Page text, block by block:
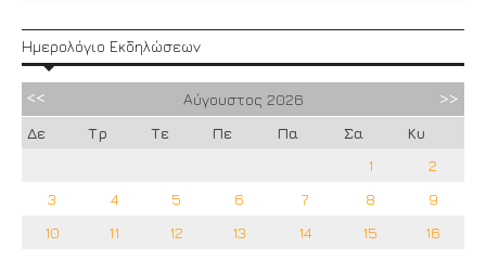
Ημερολόγιο Εκδηλώσεων
Αύγουστος 2026
Δε
Τρ Τε Πε Πα Σα
Κυ
1
2
3
4 5 6 7 8
9
10
11 12 13 14 15
16